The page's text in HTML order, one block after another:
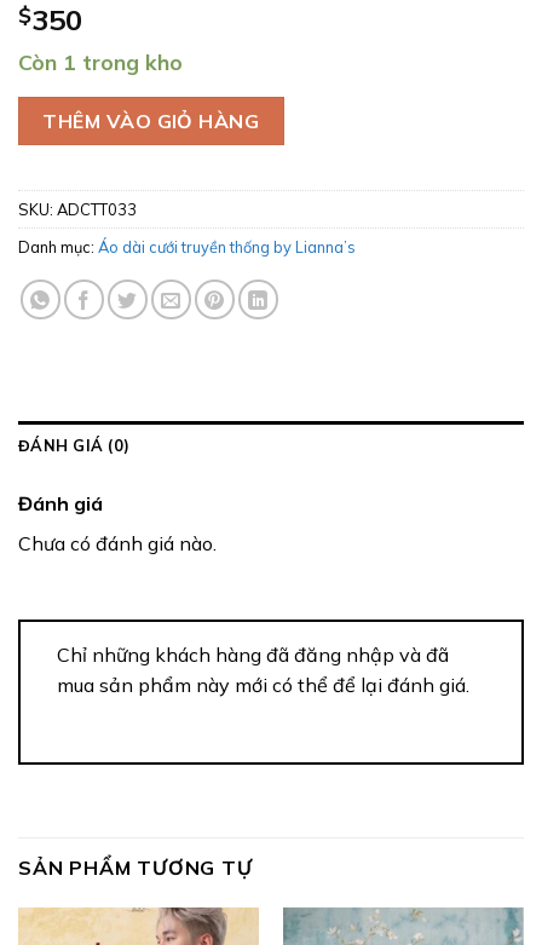
$350
Còn 1 trong kho
THÊM VÀO GIỎ HÀNG
SKU: ADCTT033
Danh mục: Áo dài cưới truyền thống by Lianna’s
ĐÁNH GIÁ (0)
Đánh giá
Chưa có đánh giá nào.
Chỉ những khách hàng đã đăng nhập và đã
mua sản phẩm này mới có thể để lại đánh giá.
SẢN PHẨM TƯƠNG TỰ